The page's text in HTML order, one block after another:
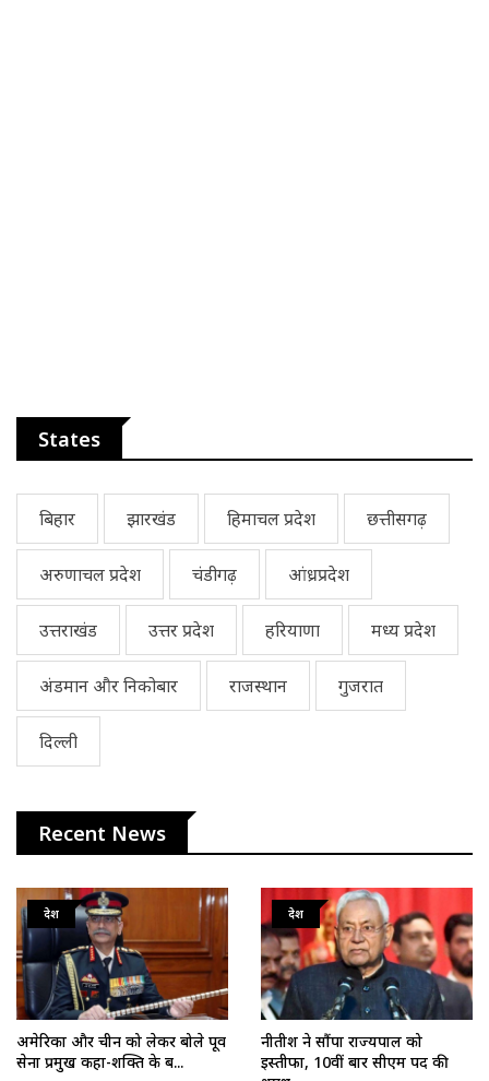
States
बिहार झारखंड हिमाचल प्रदेश छत्तीसगढ़
अरुणाचल प्रदेश चंडीगढ़ आंध्रप्रदेश
उत्तराखंड उत्तर प्रदेश हरियाणा मध्य प्रदेश
अंडमान और निकोबार राजस्थान गुजरात
दिल्ली
Recent News
देश
अमेरिका और चीन को लेकर बोले पूर्व
सेना प्रमुख कहा-शक्ति के ब...
देश
नीतीश ने सौंपा राज्यपाल को
इस्तीफा, 10वीं बार सीएम पद की